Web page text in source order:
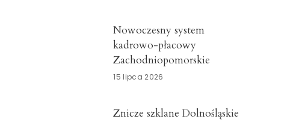
Nowoczesny system
kadrowo-płacowy
Zachodniopomorskie
15 lipca 2026
Znicze szklane Dolnośląskie